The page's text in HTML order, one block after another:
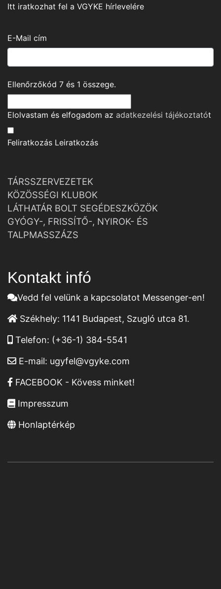
Itt iratkozhat fel a VGYKE hírlevelére
E-Mail cím
Ellenőrzőkód 7 és 1 összege.
Elolvastam és elfogadom az adatkezelési tájékoztatót
Feliratkozás Leiratkozás
TÁRSSZERVEZETEK
KÖZÖSSÉGI KLUBOK
LÁTHATÁR BOLT SEGÉDESZKÖZÖK
GYÓGY-, FRISSÍTŐ-, NYIROK- ÉS
TALPMASSZÁZS
Kontakt infó
Vedd fel velünk a kapcsolatot Messenger-en!
Székhely: 1141 Budapest, Szugló utca 81.
Telefon: (+36-1) 384-5541
E-mail: ugyfel@vgyke.com
FACEBOOK - Kövess minket!
Impresszum
Honlaptérkép